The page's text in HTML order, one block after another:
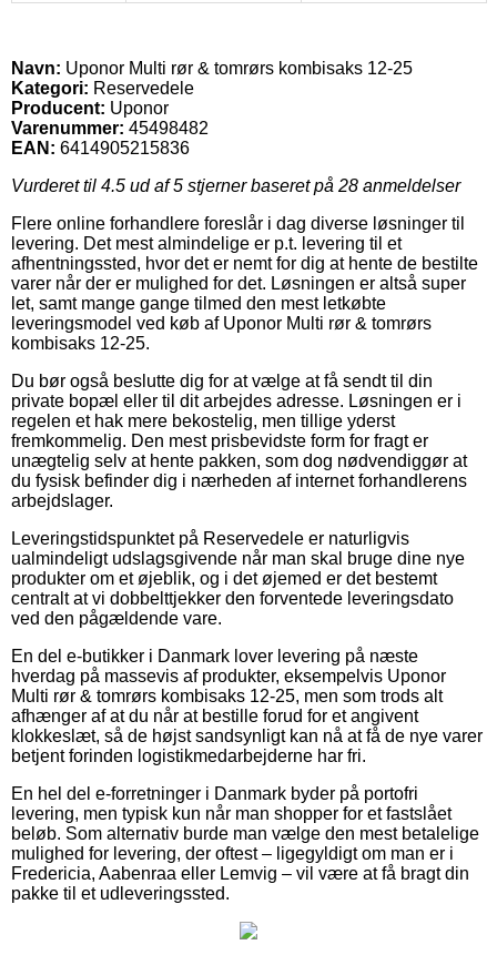
Navn: Uponor Multi rør & tomrørs kombisaks 12-25
Kategori: Reservedele
Producent: Uponor
Varenummer: 45498482
EAN: 6414905215836
Vurderet til 4.5 ud af 5 stjerner baseret på 28 anmeldelser
Flere online forhandlere foreslår i dag diverse løsninger til
levering. Det mest almindelige er p.t. levering til et
afhentningssted, hvor det er nemt for dig at hente de bestilte
varer når der er mulighed for det. Løsningen er altså super
let, samt mange gange tilmed den mest letkøbte
leveringsmodel ved køb af Uponor Multi rør & tomrørs
kombisaks 12-25.
Du bør også beslutte dig for at vælge at få sendt til din
private bopæl eller til dit arbejdes adresse. Løsningen er i
regelen et hak mere bekostelig, men tillige yderst
fremkommelig. Den mest prisbevidste form for fragt er
unægtelig selv at hente pakken, som dog nødvendiggør at
du fysisk befinder dig i nærheden af internet forhandlerens
arbejdslager.
Leveringstidspunktet på Reservedele er naturligvis
ualmindeligt udslagsgivende når man skal bruge dine nye
produkter om et øjeblik, og i det øjemed er det bestemt
centralt at vi dobbelttjekker den forventede leveringsdato
ved den pågældende vare.
En del e-butikker i Danmark lover levering på næste
hverdag på massevis af produkter, eksempelvis Uponor
Multi rør & tomrørs kombisaks 12-25, men som trods alt
afhænger af at du når at bestille forud for et angivent
klokkeslæt, så de højst sandsynligt kan nå at få de nye varer
betjent forinden logistikmedarbejderne har fri.
En hel del e-forretninger i Danmark byder på portofri
levering, men typisk kun når man shopper for et fastslået
beløb. Som alternativ burde man vælge den mest betalelige
mulighed for levering, der oftest – ligegyldigt om man er i
Fredericia, Aabenraa eller Lemvig – vil være at få bragt din
pakke til et udleveringssted.